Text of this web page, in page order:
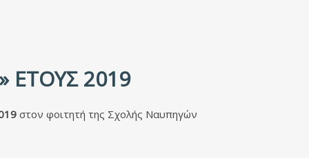
ΈΤΟΥΣ 2019
στον φοιτητή της Σχολής Ναυπηγών